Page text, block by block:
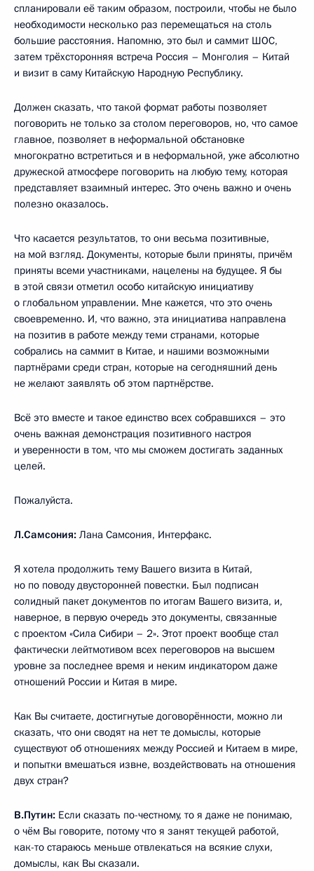
спланировали её таким образом, построили, чтобы не было
необходимости несколько раз перемещаться на столь
большие расстояния. Напомню, это был и саммит ШОС,
затем трёхсторонняя встреча Россия – Монголия – Китай
и визит в саму Китайскую Народную Республику.
Должен сказать, что такой формат работы позволяет
поговорить не только за столом переговоров, но, что самое
главное, позволяет в неформальной обстановке
многократно встретиться и в неформальной, уже абсолютно
дружеской атмосфере поговорить на любую тему, которая
представляет взаимный интерес. Это очень важно и очень
полезно оказалось.
Что касается результатов, то они весьма позитивные,
на мой взгляд. Документы, которые были приняты, причём
приняты всеми участниками, нацелены на будущее. Я бы
в этой связи отметил особо китайскую инициативу
о глобальном управлении. Мне кажется, что это очень
своевременно. И, что важно, эта инициатива направлена
на позитив в работе между теми странами, которые
собрались на саммит в Китае, и нашими возможными
партнёрами среди стран, которые на сегодняшний день
не желают заявлять об этом партнёрстве.
Всё это вместе и такое единство всех собравшихся – это
очень важная демонстрация позитивного настроя
и уверенности в том, что мы сможем достигать заданных
целей.
Пожалуйста.
Л.Самсония: Лана Самсония, Интерфакс.
Я хотела продолжить тему Вашего визита в Китай,
но по поводу двусторонней повестки. Был подписан
солидный пакет документов по итогам Вашего визита, и,
наверное, в первую очередь это документы, связанные
с проектом «Сила Сибири – 2». Этот проект вообще стал
фактически лейтмотивом всех переговоров на высшем
уровне за последнее время и неким индикатором даже
отношений России и Китая в мире.
Как Вы считаете, достигнутые договорённости, можно ли
сказать, что они сводят на нет те домыслы, которые
существуют об отношениях между Россией и Китаем в мире,
и попытки вмешаться извне, воздействовать на отношения
двух стран?
В.Путин: Если сказать по-честному, то я даже не понимаю,
о чём Вы говорите, потому что я занят текущей работой,
как-то стараюсь меньше отвлекаться на всякие слухи,
домыслы, как Вы сказали.